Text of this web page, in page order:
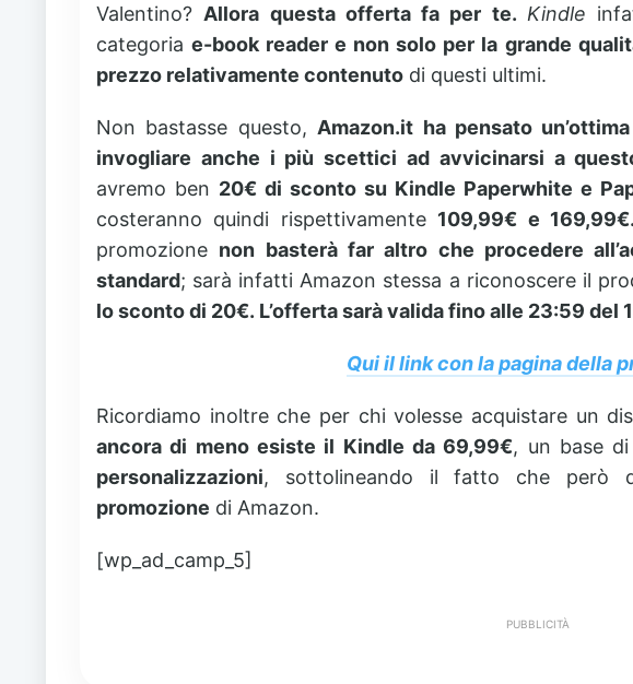
Valentino? Allora questa offerta fa per te. Kindle
categoriae-book reader e non solo per la grande
prezzo relativamente contenuto di questi ultimi.
Non bastasse questo, Amazon.it ha pensato
invogliare anche i più scettici ad avvicinarsi a
avremo ben 20€ di sconto su Kindle Paperwhite e
costeranno quindi rispettivamente 109,99€ e 169,99€.
promozione non basterà far altro che procedere
standard; sarà infatti Amazon stessa a riconoscere il
lo sconto di 20€. L’offerta sarà valida fino alle 23:59 del
Qui il link con la pagina della
Ricordiamo inoltre che per chi volesse acquistare un
ancora di meno esiste il Kindle da 69,99€, un base
personalizzazioni, sottolineando il fatto che però
promozione di Amazon.
[wp_ad_camp_5]
PUBBLICITÀ